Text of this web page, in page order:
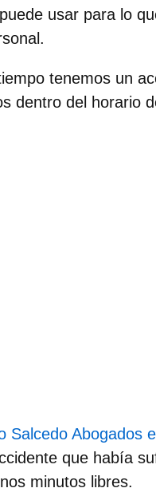
usar para lo
tenemos un
dentro del horario
Salcedo Abogados
que había
minutos libres.